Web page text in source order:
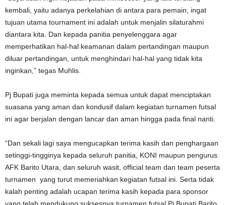
kembali, yaitu adanya perkelahian di antara para pemain, ingat
tujuan utama tournament ini adalah untuk menjalin silaturahmi
diantara kita. Dan kepada panitia penyelenggara agar
memperhatikan hal-hal keamanan dalam pertandingan maupun
diluar pertandingan, untuk menghindari hal-hal yang tidak kita
inginkan,” tegas Muhlis.
Pj Bupati juga meminta kepada semua untuk dapat menciptakan
suasana yang aman dan kondusif dalam kegiatan turnamen futsal
ini agar berjalan dengan lancar dan aman hingga pada final nanti.
“Dan sekali lagi saya mengucapkan terima kasih dan penghargaan
setinggi-tingginya kepada seluruh panitia, KONI maupun pengurus
AFK Barito Utara, dan seluruh wasit, official team dan team peserta
turnamen yang turut memeriahkan kegiatan futsal ini. Serta tidak
kalah penting adalah ucapan terima kasih kepada para sponsor